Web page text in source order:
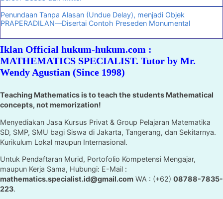
Penundaan Tanpa Alasan (Undue Delay), menjadi Objek
PRAPERADILAN—Disertai Contoh Preseden Monumental
Iklan Official hukum-hukum.com :
MATHEMATICS SPECIALIST. Tutor by Mr.
Wendy Agustian (Since 1998)
Teaching Mathematics is to teach the students Mathematical
concepts, not memorization!
Menyediakan Jasa Kursus Privat & Group Pelajaran Matematika
SD, SMP, SMU bagi Siswa di Jakarta, Tangerang, dan Sekitarnya.
Kurikulum Lokal maupun Internasional.
Untuk Pendaftaran Murid, Portofolio Kompetensi Mengajar,
maupun Kerja Sama, Hubungi: E-Mail :
mathematics.specialist.id@gmail.com WA : (+62) 08788-7835-
223.